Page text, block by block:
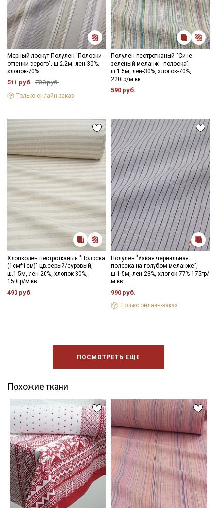
Мерный лоскут Полулен "Полоски -
оттенки серого", ш.2.2м, лен-30%,
хлопок-70%
511 руб. 730 руб.
Только онлайн-заказ
Полулен пестротканый "Сине-
зеленый меланж - полоска",
ш.1.5м, лен-30%, хлопок-70%,
220гр/м.кв
590 руб.
Хлопколен пестротканый "Полоска
(1см*1см)" цв.серый/суровый,
ш.1.5м, лен-20%, хлопок-80%,
150гр/м.кв
490 руб.
Полулен "Узкая чернильная
полоска на голубом меланже",
ш.1.5м, лен-23%, хлопок-77% 175гр/
м.кв
990 руб.
Только онлайн-заказ
ПОСМОТРЕТЬ ЕЩЕ
Похожие ткани